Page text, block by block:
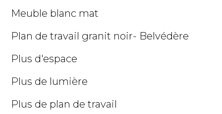
Meuble blanc mat
Plan de travail granit noir- Belvédère
Plus d'espace
Plus de lumière
Plus de plan de travail